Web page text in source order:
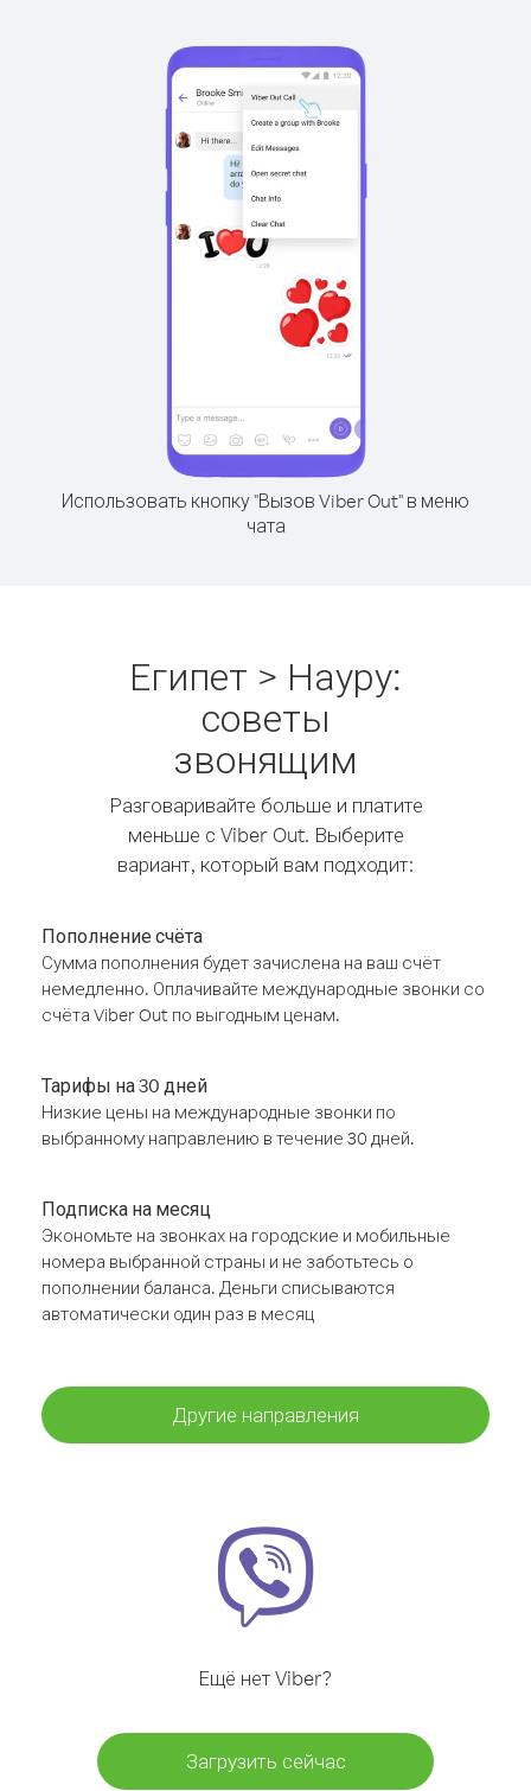
Использовать кнопку "Вызов Viber Out" в меню
чата
Египет > Науру:
советы
звонящим
Разговаривайте больше и платите
меньше с Viber Out. Выберите
вариант, который вам подходит:
Пополнение счёта
Сумма пополнения будет зачислена на ваш счёт
немедленно. Оплачивайте международные звонки со
счёта Viber Out по выгодным ценам.
Тарифы на 30 дней
Низкие цены на международные звонки по
выбранному направлению в течение 30 дней.
Подписка на месяц
Экономьте на звонках на городские и мобильные
номера выбранной страны и не заботьтесь о
пополнении баланса. Деньги списываются
автоматически один раз в месяц
Другие направления
Ещё нет Viber?
Загрузить сейчас